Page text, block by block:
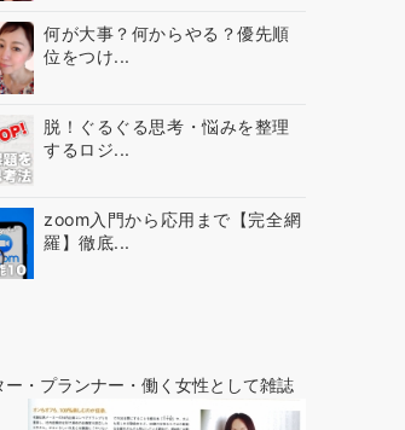
何が大事？何からやる？優先順
位をつけ...
脱！ぐるぐる思考・悩みを整理
するロジ...
zoom入門から応用まで【完全網
羅】徹底...
・プランナー・働く女性として雑誌